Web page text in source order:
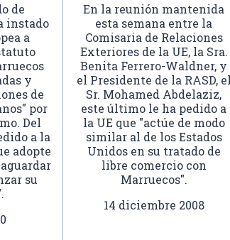
de
instado
a
y
de
por
Del
a la
adopte
su
En la reunión mantenida
esta semana entre la
Comisaria de Relaciones
Exteriores de la UE, la Sra.
Benita Ferrero-Waldner, y
el Presidente de la RASD, el
Sr. Mohamed Abdelaziz,
este último le ha pedido a
la UE que "actúe de modo
similar al de los Estados
Unidos en su tratado de
libre comercio con
Marruecos".
14 diciembre 2008